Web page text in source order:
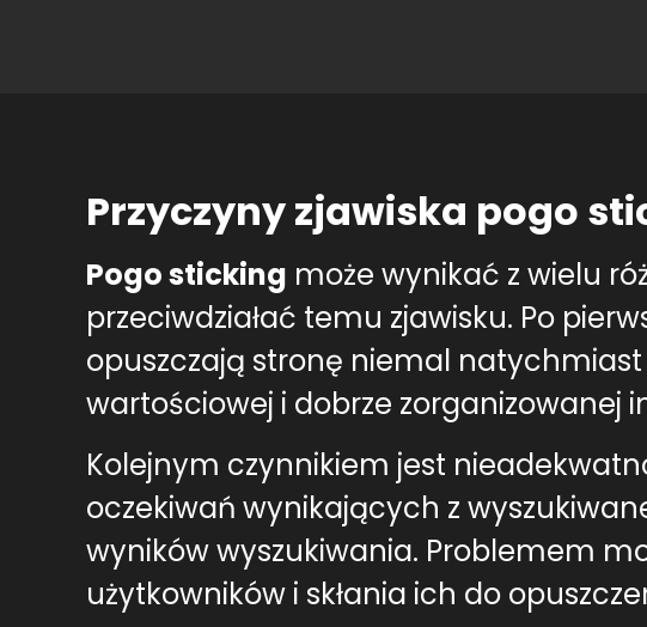
Przyczyny zjawiska pogo
Pogo sticking może wynikać z wielu
przeciwdziałać temu zjawisku. Po
opuszczają stronę niemal natychmiast
wartościowej i dobrze zorganizowanej
Kolejnym czynnikiem jest
oczekiwań wynikających z
wyników wyszukiwania. Problemem
użytkowników i skłania ich do